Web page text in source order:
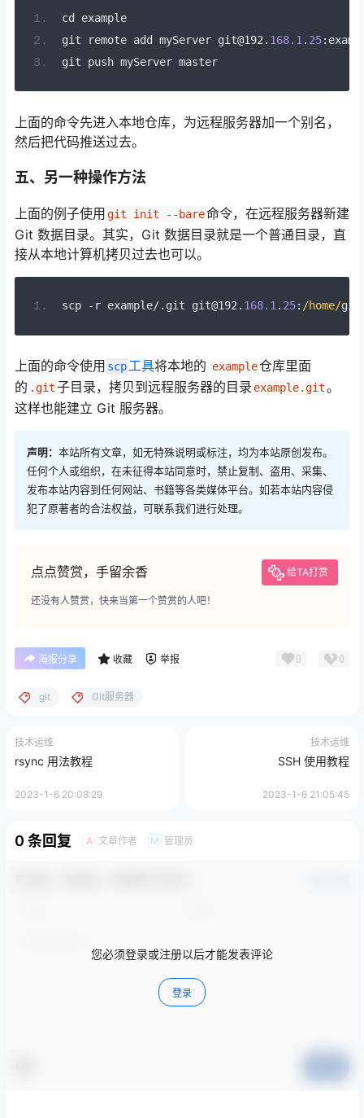
cd example
git remote add myServer git@192 . 168.1 . 25:
git push myServer master
上面的命令先进入本地仓库，为远程服务器加一个别名，
然后把代码推送过去。
五、另一种操作方法
上面的例子使用git init --bare命令，在远程服务器新建
Git 数据目录。其实，Git 数据目录就是一个普通目录，直
接从本地计算机拷贝过去也可以。
scp - r example/. git git@192. 168.1. 25: /home/git
上面的命令使用 scp工具将本地的 example仓库里面
的 .git子目录，拷贝到远程服务器的目录 example.git。
这样也能建立 Git 服务器。
声明： 本站所有文章，如无特殊说明或标注，均为本站原创发布。
任何个人或组织，在未征得本站同意时，禁止复制、盗用、采集、
发布本站内容到任何网站、书籍等各类媒体平台。如若本站内容侵
犯了原著者的合法权益，可联系我们进行处理。
点点赞赏，手留余香 给TA打赏
还没有人赞赏，快来当第一个赞赏的人吧！
海报分享 收藏 举报 0 0
git Git服务器
技术运维
rsync 用法教程
2023-1-6 20:08:29
技术运维
SSH 使用教程
2023-1-6 21:05:45
0 条回复 A 文章作者 M 管理员
您必须登录或注册以后才能发表评论
登录